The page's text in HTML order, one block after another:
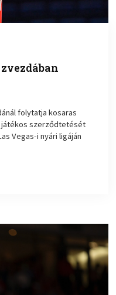
folytatja kosaras
játékos szerződtetését
Vegas-i nyári ligáján